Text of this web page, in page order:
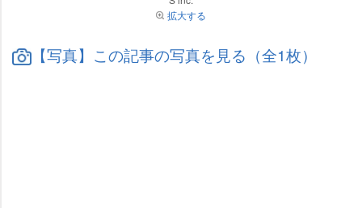
拡大する
【写真】この記事の写真を見る（全1枚）